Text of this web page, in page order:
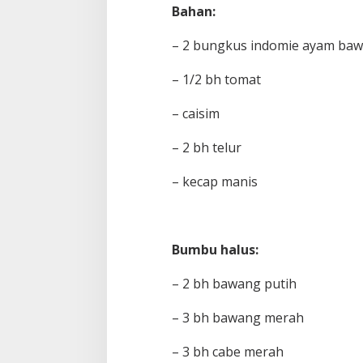
Bahan:
– 2 bungkus indomie ayam
– 1/2 bh tomat
– caisim
– 2 bh telur
– kecap manis
Bumbu halus:
– 2 bh bawang putih
– 3 bh bawang merah
– 3 bh cabe merah